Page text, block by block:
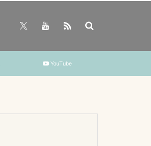
YouTube